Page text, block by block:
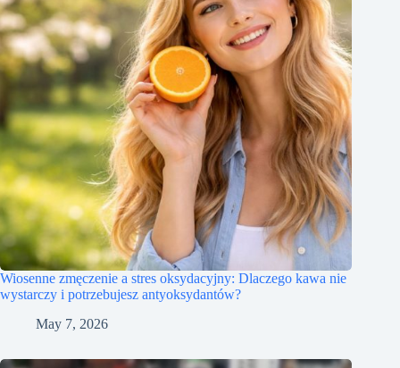
Wiosenne zmęczenie a stres oksydacyjny: Dlaczego kawa nie
wystarczy i potrzebujesz antyoksydantów?
May 7, 2026